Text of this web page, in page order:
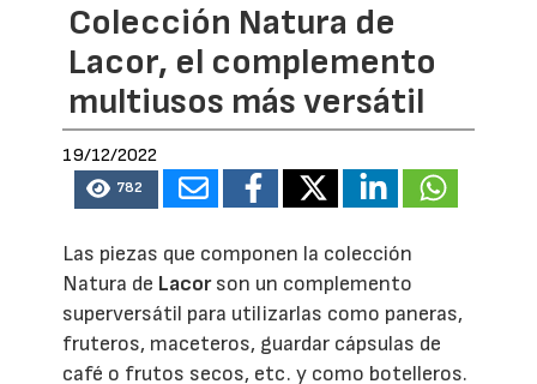
Colección Natura de
Lacor, el complemento
multiusos más versátil
19/12/2022
782
Las piezas que componen la colección
Natura de Lacorson un complemento
superversátil para utilizarlas como paneras,
fruteros, maceteros, guardar cápsulas de
café o frutos secos, etc. y como botelleros.